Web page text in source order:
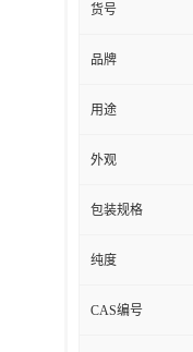
货号
品牌
用途
外观
包装规格
纯度
CAS编号